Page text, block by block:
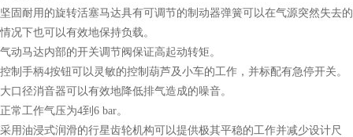
坚固耐用的旋转活塞马达具有可调节的制动器弹簧可以在气源突然失去的
情况下也可以有效地保持负载。
气动马达内部的开关调节阀保证高起动转矩。
控制手柄4按钮可以灵敏的控制葫芦及小车的工作，并标配有急停开关。
大口径消音器可以有效地降低排气造成的噪音。
正常工作气压为4到6 bar。
采用油浸式润滑的行星齿轮机构可以提供极其平稳的工作并减少设计尺